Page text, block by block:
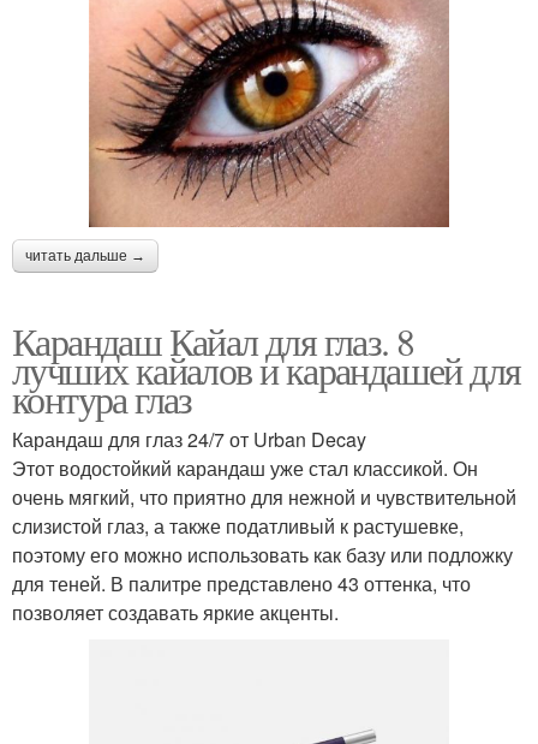
читать дальше →
Карандаш Кайал для глаз. 8
лучших кайалов и карандашей для
контура глаз
Карандаш для глаз 24/7 от Urban Decay
Этот водостойкий карандаш уже стал классикой. Он
очень мягкий, что приятно для нежной и чувствительной
слизистой глаз, а также податливый к растушевке,
поэтому его можно использовать как базу или подложку
для теней. В палитре представлено 43 оттенка, что
позволяет создавать яркие акценты.